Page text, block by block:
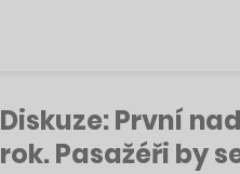
Diskuze: První
rok. Pasažéři by